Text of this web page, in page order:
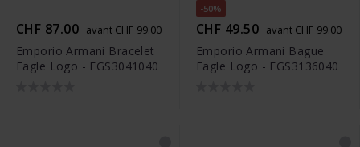
CHF 87.00 avant CHF 99.00
Emporio Armani Bracelet
Eagle Logo - EGS3041040
-50%
CHF 49.50 avant CHF 99.00
Emporio Armani Bague
Eagle Logo - EGS3136040